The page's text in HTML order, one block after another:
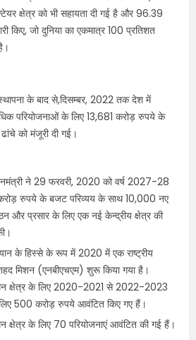
क्षेत्र को भी सहायता दी गई है और 96.39
किए, जो दुनिया का एकमात्र 100 प्रतिशत
के बाद से,दिसम्‍बर, 2022 तक देश में
परियोजनाओं के लिए 13,681 करोड़ रुपये के
ढांचे को मंजूरी दी गई।
ने 29 फरवरी, 2020 को वर्ष 2027-28
रुपये के बजट परिव्यय के साथ 10,000 नए
और प्रसार के लिए एक नई केन्‍द्रीय क्षेत्र की
के हिस्से के रूप में 2020 में एक राष्ट्रीय
मिशन (एनबीएचएम) शुरू किया गया है।
क्षेत्र के लिए 2020-2021 से 2022-2023
500 करोड़ रुपये आवंटित किए गए हैं।
क्षेत्र के लिए 70 परियोजनाएं आवंटित की गई हैं।